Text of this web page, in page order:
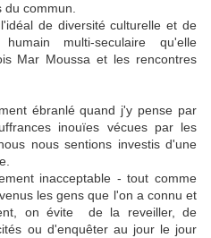
commun.
de diversité culturelle et de
multi-seculaire qu'elle
Mar Moussa et les rencontres
ébranlé quand j'y pense par
inouïes vécues par les
nous sentions investis d'une
inacceptable - tout comme
les gens que l'on a connu et
on évite de la reveiller, de
ou d'enquêter au jour le jour